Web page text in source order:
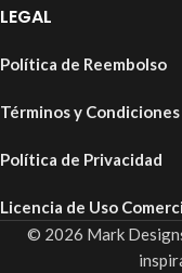
LEGAL
Política de Reembolso
Términos y Condiciones
Política de Privacidad
Licencia de Uso
© 2026 Mark